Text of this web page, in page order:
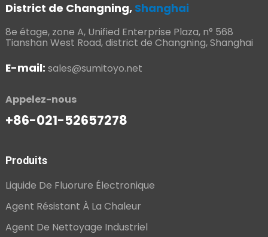
District de Changning, Shanghai
8e étage, zone A, Unified Enterprise Plaza, n° 568
Tianshan West Road, district de Changning, Shanghai
E-mail: sales@sumitoyo.net
Appelez-nous
+86-021-52657278
Produits
Liquide De Fluorure Électronique
Agent Résistant À La Chaleur
Agent De Nettoyage Industriel